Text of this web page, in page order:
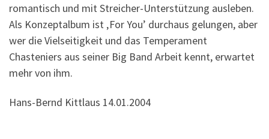
romantisch und mit Streicher-Unterstützung ausleben.
Als Konzeptalbum ist ‚For You’ durchaus gelungen, aber
wer die Vielseitigkeit und das Temperament
Chasteniers aus seiner Big Band Arbeit kennt, erwartet
mehr von ihm.
Hans-Bernd Kittlaus 14.01.2004